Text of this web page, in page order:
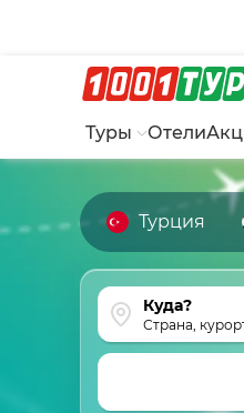
Туры Отели
Турция
Страна,